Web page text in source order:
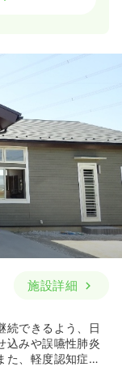
を見る
施設詳細
続できるよう、日
込みや誤嚥性肺炎
た、軽度認知症の